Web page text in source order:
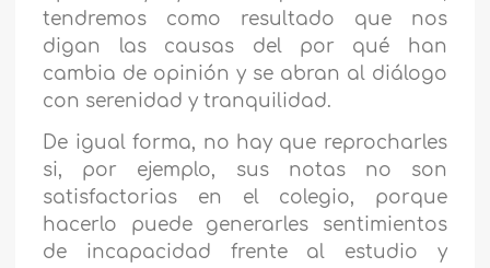
tendremos como resultado que nos
digan las causas del por qué han
cambia de opinión y se abran al diálogo
con serenidad y tranquilidad.
De igual forma, no hay que reprocharles
si, por ejemplo, sus notas no son
satisfactorias en el colegio, porque
hacerlo puede generarles sentimientos
de incapacidad frente al estudio y